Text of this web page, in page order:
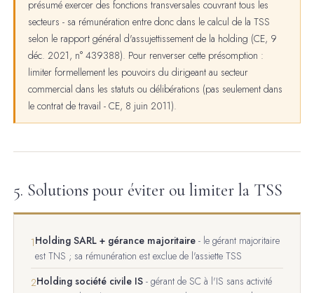
présumé exercer des fonctions transversales couvrant tous les
secteurs - sa rémunération entre donc dans le calcul de la TSS
selon le rapport général d'assujettissement de la holding (CE, 9
déc. 2021, n° 439388). Pour renverser cette présomption :
limiter formellement les pouvoirs du dirigeant au secteur
commercial dans les statuts ou délibérations (pas seulement dans
le contrat de travail - CE, 8 juin 2011).
5. Solutions pour éviter ou limiter la TSS
1Holding SARL + gérance majoritaire - le gérant majoritaire
est TNS ; sa rémunération est exclue de l'assiette TSS
2Holding société civile IS - gérant de SC à l'IS sans activité